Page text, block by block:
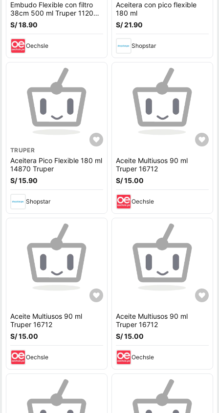
Embudo Flexible con filtro
38cm 500 ml Truper 11207
aceite gasolina
S/ 18.90
Oechsle
Aceitera con pico flexible
180 ml
S/ 21.90
Shopstar
TRUPER
Aceitera Pico Flexible 180 ml
14870 Truper
S/ 15.90
Shopstar
Aceite Multiusos 90 ml
Truper 16712
S/ 15.00
Oechsle
Aceite Multiusos 90 ml
Truper 16712
S/ 15.00
Oechsle
Aceite Multiusos 90 ml
Truper 16712
S/ 15.00
Oechsle